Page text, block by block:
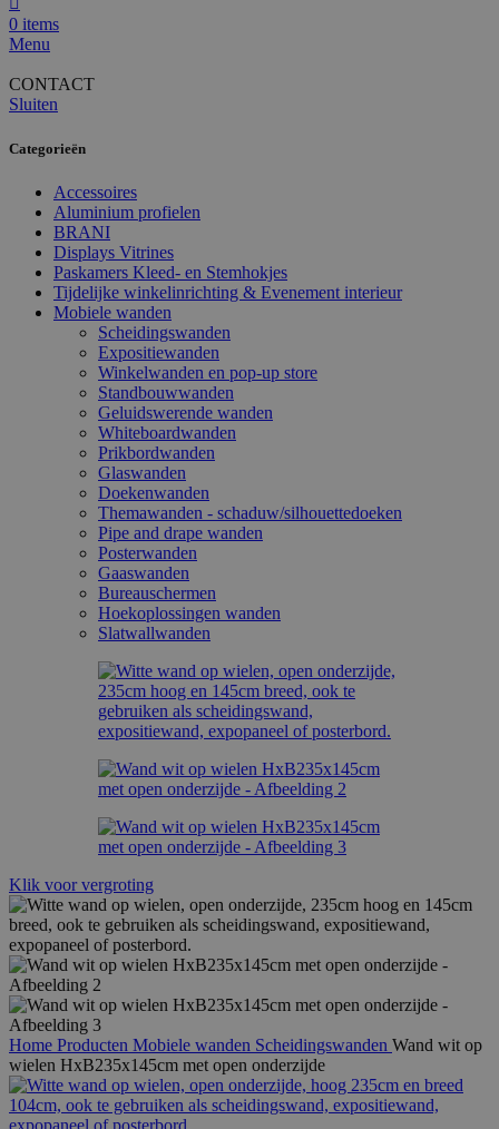
0 items
Menu
CONTACT
Sluiten
Categorieën
Accessoires
Aluminium profielen
BRANI
Displays Vitrines
Paskamers Kleed- en Stemhokjes
Tijdelijke winkelinrichting & Evenement interieur
Mobiele wanden
Scheidingswanden
Expositiewanden
Winkelwanden en pop-up store
Standbouwwanden
Geluidswerende wanden
Whiteboardwanden
Prikbordwanden
Glaswanden
Doekenwanden
Themawanden - schaduw/silhouettedoeken
Pipe and drape wanden
Posterwanden
Gaaswanden
Bureauschermen
Hoekoplossingen wanden
Slatwallwanden
Klik voor vergroting
Home Producten Mobiele wanden Scheidingswanden Wand wit op
wielen HxB235x145cm met open onderzijde